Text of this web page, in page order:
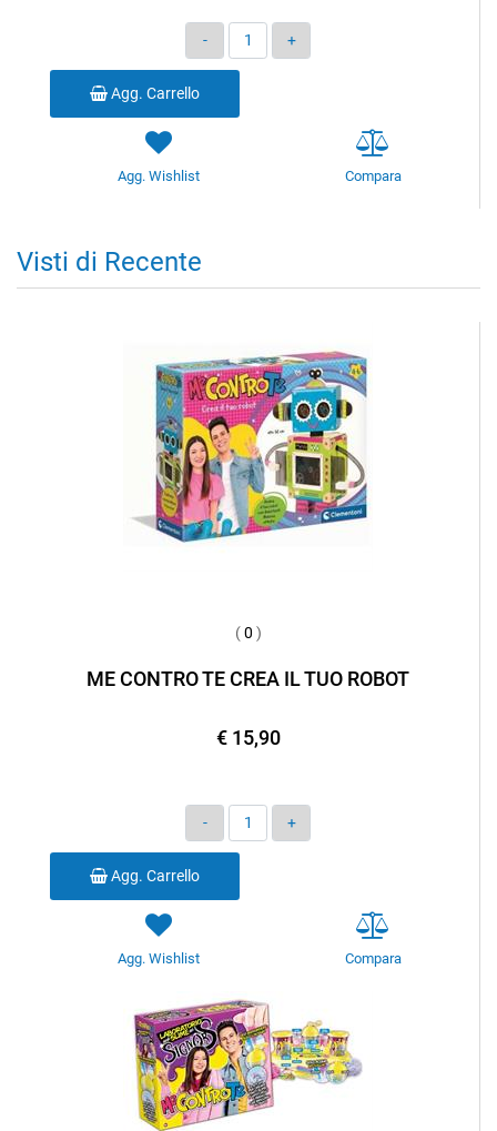
Quantità
Agg. Carrello
Agg. Wishlist Compara
Visti di Recente
(0 )
ME CONTRO TE CREA IL TUO ROBOT
€ 15,90
Quantità
Agg. Carrello
Agg. Wishlist Compara